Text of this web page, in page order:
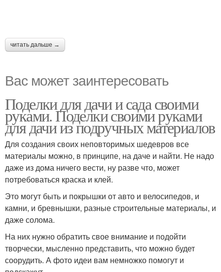
читать дальше →
Вас может заинтересовать
Поделки для дачи и сада своими
руками. Поделки своими руками
для дачи из подручных материалов
Для создания своих неповторимых шедевров все
материалы можно, в принципе, на даче и найти. Не надо
даже из дома ничего вести, ну разве что, может
потребоваться краска и клей.
Это могут быть и покрышки от авто и велосипедов, и
камни, и бревнышки, разные строительные материалы, и
даже солома.
На них нужно обратить свое внимание и подойти
творчески, мысленно представить, что можно будет
соорудить. А фото идеи вам немножко помогут и